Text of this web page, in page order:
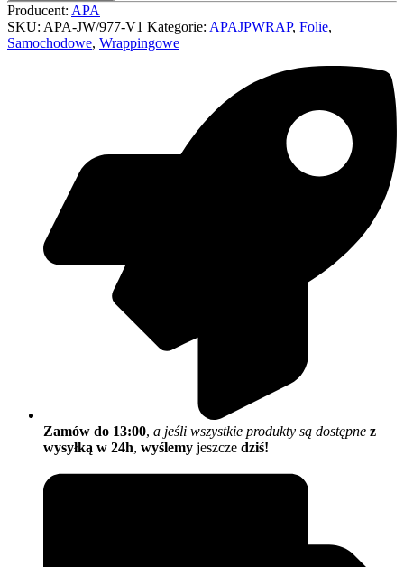
Producent: APA
SKU: APA-JW/977-V1 Kategorie: APAJPWRAP, Folie,
Samochodowe, Wrappingowe
Zamów do 13:00, a jeśli wszystkie produkty są dostępne z
wysyłką w 24h, wyślemy jeszcze dziś!